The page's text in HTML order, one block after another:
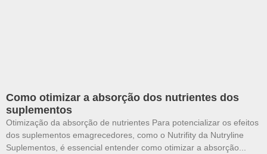
Como otimizar a absorção dos nutrientes dos
suplementos
Otimização da absorção de nutrientes Para potencializar os efeitos
dos suplementos emagrecedores, como o Nutrifity da Nutryline
Suplementos, é essencial entender como otimizar a absorção